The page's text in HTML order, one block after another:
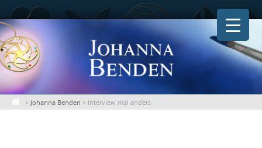
Skip
to
content
> Johanna Benden > Interview mal anders